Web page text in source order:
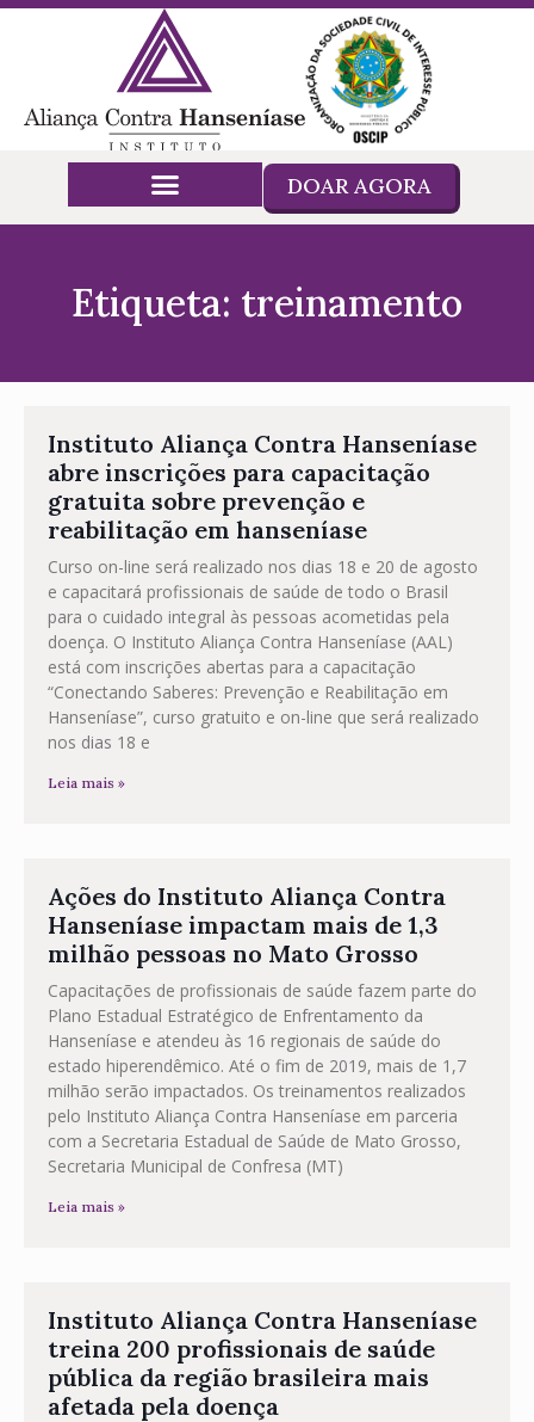
DOAR AGORA
Etiqueta: treinamento
Instituto Aliança Contra Hanseníase
abre inscrições para capacitação
gratuita sobre prevenção e
reabilitação em hanseníase
Curso on-line será realizado nos dias 18 e 20 de agosto
e capacitará profissionais de saúde de todo o Brasil
para o cuidado integral às pessoas acometidas pela
doença. O Instituto Aliança Contra Hanseníase (AAL)
está com inscrições abertas para a capacitação
“Conectando Saberes: Prevenção e Reabilitação em
Hanseníase”, curso gratuito e on-line que será realizado
nos dias 18 e
Leia mais »
Ações do Instituto Aliança Contra
Hanseníase impactam mais de 1,3
milhão pessoas no Mato Grosso
Capacitações de profissionais de saúde fazem parte do
Plano Estadual Estratégico de Enfrentamento da
Hanseníase e atendeu às 16 regionais de saúde do
estado hiperendêmico. Até o fim de 2019, mais de 1,7
milhão serão impactados. Os treinamentos realizados
pelo Instituto Aliança Contra Hanseníase em parceria
com a Secretaria Estadual de Saúde de Mato Grosso,
Secretaria Municipal de Confresa (MT)
Leia mais »
Instituto Aliança Contra Hanseníase
treina 200 profissionais de saúde
pública da região brasileira mais
afetada pela doença